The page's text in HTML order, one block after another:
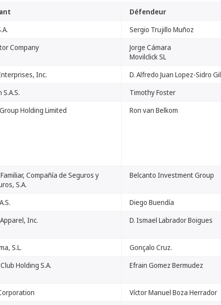
Défendeur
Sergio Trujillo Muñoz
Company
Jorge Cámara
Movilclick SL
Inc. D. Alfredo Juan Lopez-Sidro Gil
Timothy Foster
Holding Limited Ron van Belkom
Familiar, Compañía de Seguros y
S.A.
Belcanto Investment Group
Diego Buendía
Inc. D. Ismael Labrador Boigues
S.L. Gonçalo Cruz.
Holding S.A. Efrain Gomez Bermudez
Víctor Manuel Boza Herrador